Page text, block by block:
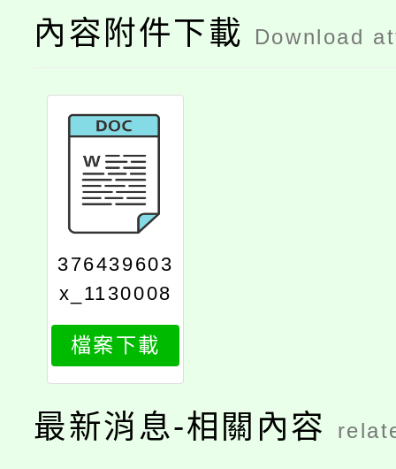
內容附件下載 Download
376439603
x_1130008
782_attach
1
檔案下載
最新消息-相關內容